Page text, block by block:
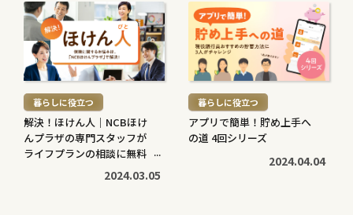
続
き
を
読
む
> 暮らしに役立つ
解決！ほけん人｜NCBほけ
んプラザの専門スタッフが
ライフプランの相談に無料
2024.03.05
続
き
を
読
む
> 暮らしに役立つ
アプリで簡単！貯め上手へ
の道 4回シリーズ
2024.04.04